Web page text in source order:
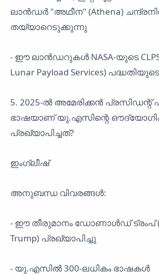
ലാൻഡർ "അഥീന" (Athena)
തയ്യാറെടുക്കുന്നു
- ഈ ലാൻഡറുകൾ NASA-യുടെ CLPS
Lunar Payload Services)
5. 2025-ൽ അമേരിക്കൻ
ഭാഷയാണ് യു.എസിന്റെ
പ്രഖ്യാപിച്ചത്?
ഇംഗ്ലീഷ്
അനുബന്ധ വിവരങ്ങൾ:
- ഈ തീരുമാനം ഡോണാൾഡ് ട്രംപ്
Trump) പ്രഖ്യാപിച്ചു
- യു.എസിൽ 300-ലധികം ഭാഷകൾ